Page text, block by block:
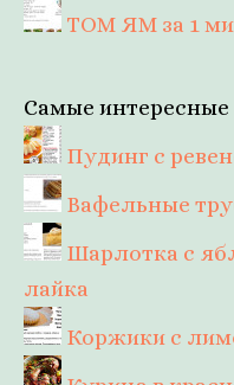
ТОМ ЯМ за 1
Самые интересные
Пудинг с
Вафельные
Шарлотка с
лайка
Коржики с